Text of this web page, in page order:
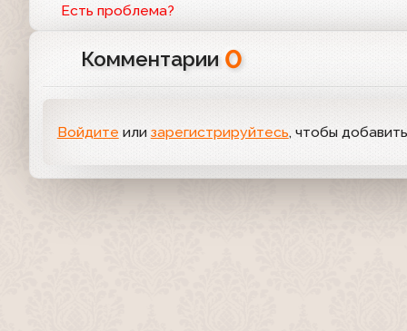
Есть проблема?
Комментарии 0
Войдите или зарегистрируйтесь, чтобы